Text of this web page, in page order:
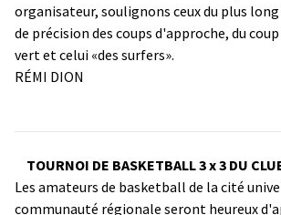
organisateur, soulignons ceux du plus
de précision des coups d'approche, du
vert et celui «des surfers».
RÉMI DION
TOURNOI DE BASKETBALL 3 x 3 DU
Les amateurs de basketball de la cité
communauté régionale seront heureux